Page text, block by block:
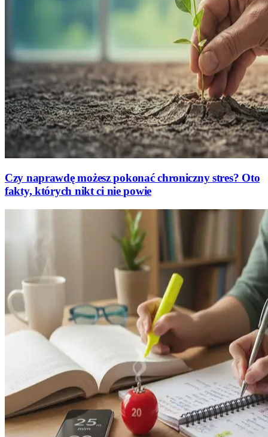
Czy naprawdę możesz pokonać chroniczny stres? Oto
fakty, których nikt ci nie powie